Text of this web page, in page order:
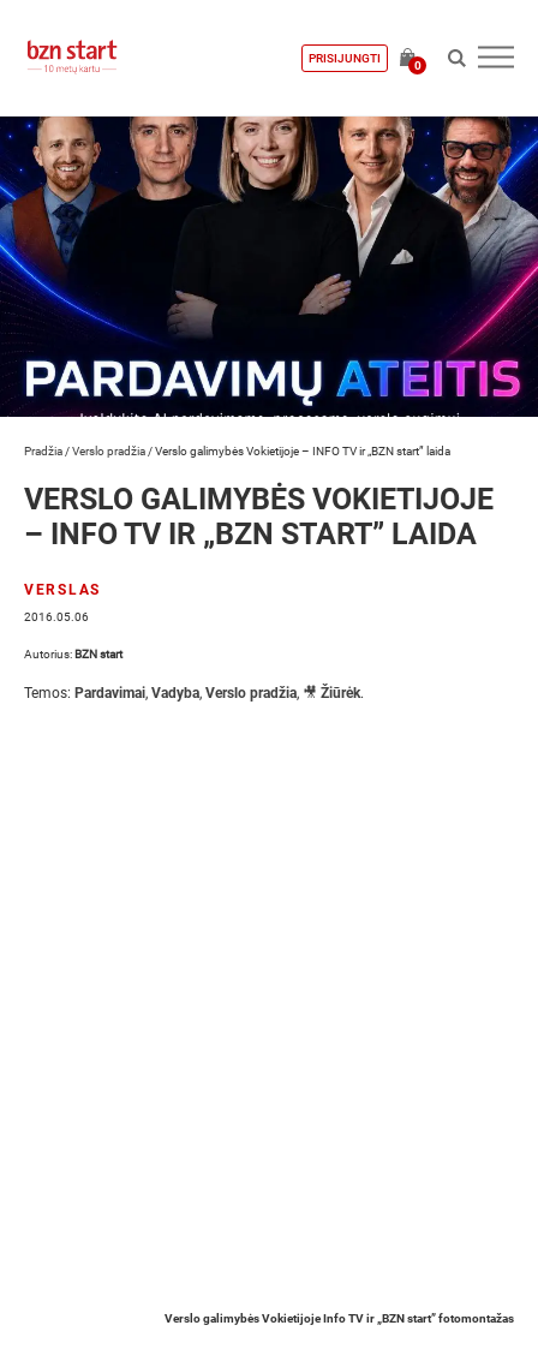
PRISIJUNGTI
0
Pradžia /Verslo pradžia /Verslo galimybės Vokietijoje – INFO TV ir „BZN start” laida
VERSLO GALIMYBĖS VOKIETIJOJE
– INFO TV IR „BZN START” LAIDA
VERSLAS
2016.05.06
Autorius: BZN start
Temos: Pardavimai, Vadyba, Verslo pradžia, 🎥 Žiūrėk.
Verslo galimybės Vokietijoje Info TV ir „BZN start” fotomontažas